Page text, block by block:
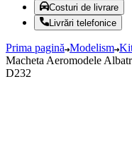
Costuri de livrare
Livrări telefonice
Prima pagină Modelism
Macheta Aeromodele
D232